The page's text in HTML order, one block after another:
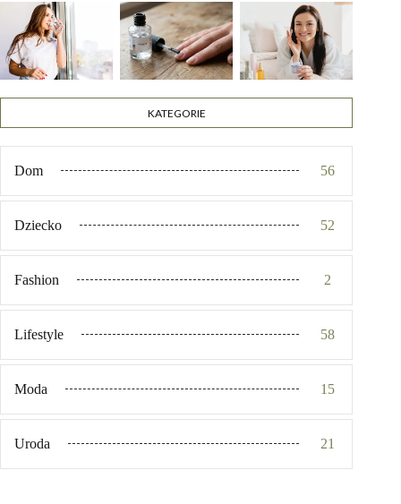
KATEGORIE
Dom 56
Dziecko 52
Fashion 2
Lifestyle 58
Moda 15
Uroda 21